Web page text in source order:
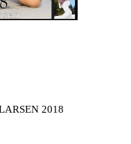
2018